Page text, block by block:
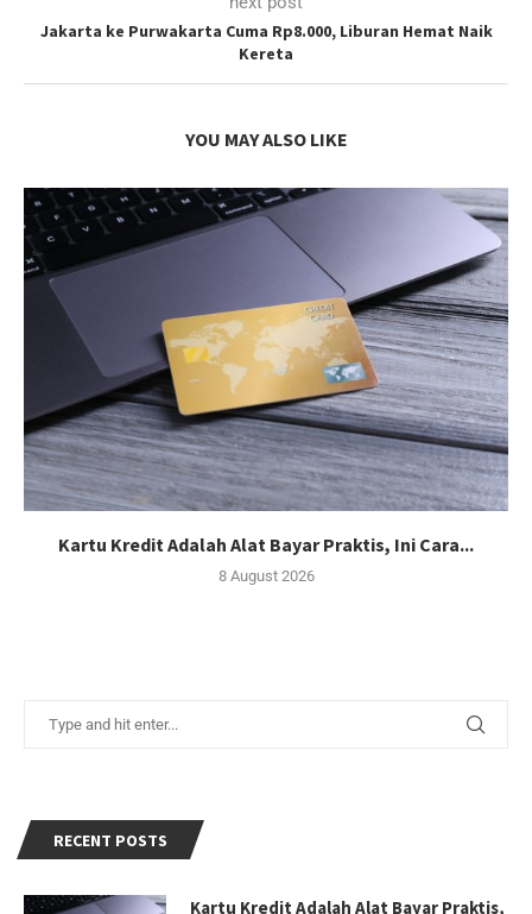
Jakarta ke Purwakarta Cuma Rp8.000, Liburan Hemat Naik
Kereta
YOU MAY ALSO LIKE
Kartu Kredit Adalah Alat Bayar Praktis, Ini Cara...
8 August 2026
RECENT POSTS
Kartu Kredit Adalah Alat Bayar Praktis,